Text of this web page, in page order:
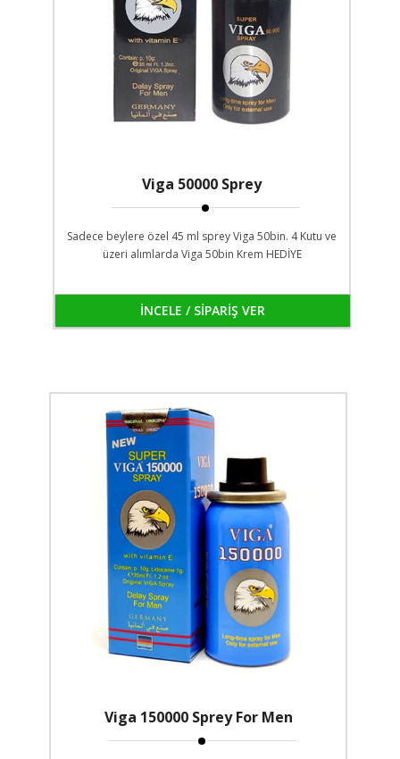
Viga 50000 Sprey
Sadece beylere özel 45 ml sprey Viga 50bin. 4 Kutu ve
üzeri alımlarda Viga 50bin Krem HEDİYE
İNCELE / SİPARİŞ VER
Viga 150000 Sprey For Men